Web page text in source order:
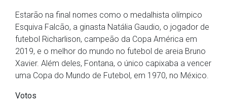
Estarão na final nomes como o medalhista olímpico
Esquiva Falcão, a ginasta Natália Gaudio, o jogador de
futebol Richarlison, campeão da Copa América em
2019, e o melhor do mundo no futebol de areia Bruno
Xavier. Além deles, Fontana, o único capixaba a vencer
uma Copa do Mundo de Futebol, em 1970, no México.
Votos